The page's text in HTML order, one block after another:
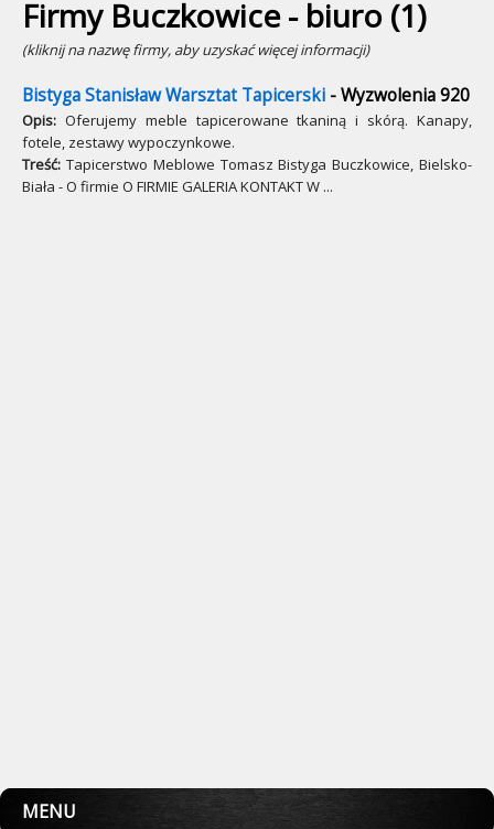
Firmy Buczkowice - biuro (1)
(kliknij na nazwę firmy, aby uzyskać więcej informacji)
Bistyga Stanisław Warsztat Tapicerski - Wyzwolenia 920
Opis: Oferujemy meble tapicerowane tkaniną i skórą. Kanapy,
fotele, zestawy wypoczynkowe.
Treść: Tapicerstwo Meblowe Tomasz Bistyga Buczkowice, Bielsko-
Biała - O firmie O FIRMIE GALERIA KONTAKT W ...
MENU